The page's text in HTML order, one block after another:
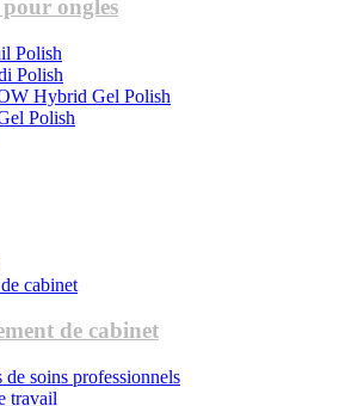
ongles
Polish
Polish
Hybrid Gel Polish
Polish
cabinet
de cabinet
de soins professionnels
travail